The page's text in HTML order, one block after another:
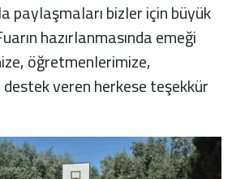
paylaşmaları bizler için büyük
hazırlanmasında emeği
öğretmenlerimize,
veren herkese teşekkür